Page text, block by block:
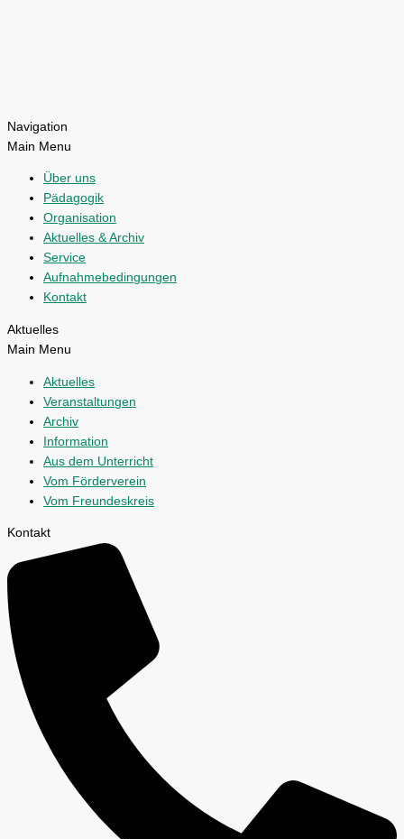
Navigation
Main Menu
Über uns
Pädagogik
Organisation
Aktuelles & Archiv
Service
Aufnahmebedingungen
Kontakt
Aktuelles
Main Menu
Aktuelles
Veranstaltungen
Archiv
Information
Aus dem Unterricht
Vom Förderverein
Vom Freundeskreis
Kontakt